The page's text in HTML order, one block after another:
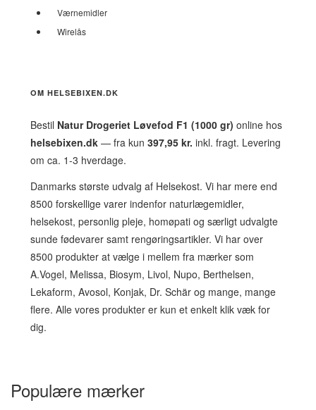
Værnemidler
Wirelås
OM HELSEBIXEN.DK
Bestil Natur Drogeriet Løvefod F1 (1000 gr) online hos
helsebixen.dk — fra kun 397,95 kr. inkl. fragt. Levering
om ca. 1-3 hverdage.
Danmarks største udvalg af Helsekost. Vi har mere end
8500 forskellige varer indenfor naturlægemidler,
helsekost, personlig pleje, homøpati og særligt udvalgte
sunde fødevarer samt rengøringsartikler. Vi har over
8500 produkter at vælge i mellem fra mærker som
A.Vogel, Melissa, Biosym, Livol, Nupo, Berthelsen,
Lekaform, Avosol, Konjak, Dr. Schär og mange, mange
flere. Alle vores produkter er kun et enkelt klik væk for
dig.
Populære mærker